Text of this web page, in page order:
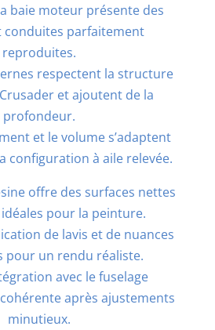
baie moteur présente des
conduites parfaitement
reproduites.
respectent la structure
et ajoutent de la
profondeur.
et le volume s’adaptent
configuration à aile relevée.
offre des surfaces nettes
pour la peinture.
de lavis et de nuances
pour un rendu réaliste.
avec le fuselage
après ajustements
minutieux.